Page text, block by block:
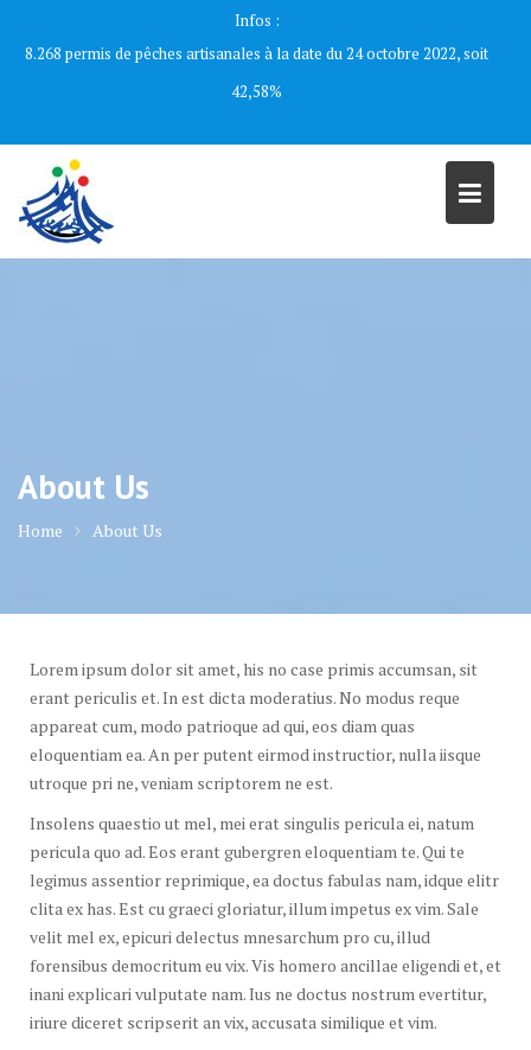
Infos :
8.268 permis de pêches artisanales à la date du 24 octobre 2022, soit
42,58%
About Us
Home About Us
Lorem ipsum dolor sit amet, his no case primis accumsan, sit
erant periculis et. In est dicta moderatius. No modus reque
appareat cum, modo patrioque ad qui, eos diam quas
eloquentiam ea. An per putent eirmod instructior, nulla iisque
utroque pri ne, veniam scriptorem ne est.
Insolens quaestio ut mel, mei erat singulis pericula ei, natum
pericula quo ad. Eos erant gubergren eloquentiam te. Qui te
legimus assentior reprimique, ea doctus fabulas nam, idque elitr
clita ex has. Est cu graeci gloriatur, illum impetus ex vim. Sale
velit mel ex, epicuri delectus mnesarchum pro cu, illud
forensibus democritum eu vix. Vis homero ancillae eligendi et, et
inani explicari vulputate nam. Ius ne doctus nostrum evertitur,
iriure diceret scripserit an vix, accusata similique et vim.